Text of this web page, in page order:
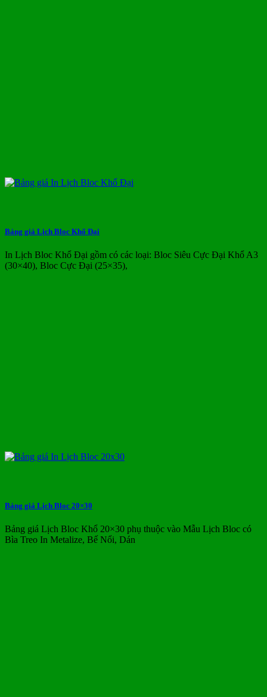
Bảng giá Lịch Bloc Khổ Đại
In Lịch Bloc Khổ Đại gồm có các loại: Bloc Siêu Cực Đại Khổ A3
(30×40), Bloc Cực Đại (25×35),
Bảng giá Lịch Bloc 20×30
Bảng giá Lịch Bloc Khổ 20×30 phụ thuộc vào Mẫu Lịch Bloc có
Bìa Treo In Metalize, Bế Nổi, Dán